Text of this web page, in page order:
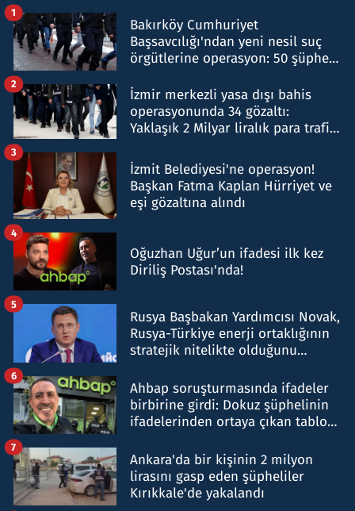
Bakırköy Cumhuriyet
Başsavcılığı'ndan yeni nesil suç
örgütlerine operasyon: 50 şüpheli
1
İzmir merkezli yasa dışı bahis
operasyonunda 34 gözaltı:
Yaklaşık 2 Milyar liralık para trafiği
2
İzmit Belediyesi'ne operasyon!
Başkan Fatma Kaplan Hürriyet ve
eşi gözaltına alındı
3
Oğuzhan Uğur’un ifadesi ilk kez
Diriliş Postası'nda!
4
Rusya Başbakan Yardımcısı Novak,
Rusya-Türkiye enerji ortaklığının
stratejik nitelikte olduğunu
5
Ahbap soruşturmasında ifadeler
birbirine girdi: Dokuz şüphelinin
ifadelerinden ortaya çıkan tablo
6
Ankara'da bir kişinin 2 milyon
lirasını gasp eden şüpheliler
Kırıkkale'de yakalandı
7